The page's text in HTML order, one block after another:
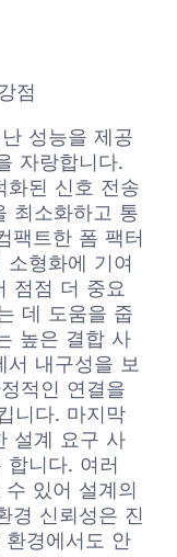
점
성능을 제공
자랑합니다.
화된 신호 전송
최소화하고 통
팩트한 폼 팩터
소형화에 기여
점점 더 중요
데 도움을 줍
높은 결합 사
서 내구성을 보
적인 연결을
니다. 마지막
설계 요구 사
합니다. 여러
있어 설계의
경 신뢰성은 진
경에서도 안